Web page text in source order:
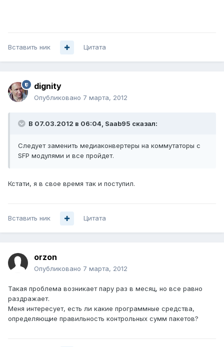
Вставить ник Цитата
dignity
Опубликовано 7 марта, 2012
В 07.03.2012 в 06:04, Saab95 сказал:
Следует заменить медиаконвертеры на коммутаторы с
SFP модулями и все пройдет.
Кстати, я в свое время так и поступил.
Вставить ник Цитата
orzon
Опубликовано 7 марта, 2012
Такая проблема возникает пару раз в месяц, но все равно
раздражает.
Меня интересует, есть ли какие программные средства,
определяющие правильность контрольных сумм пакетов?